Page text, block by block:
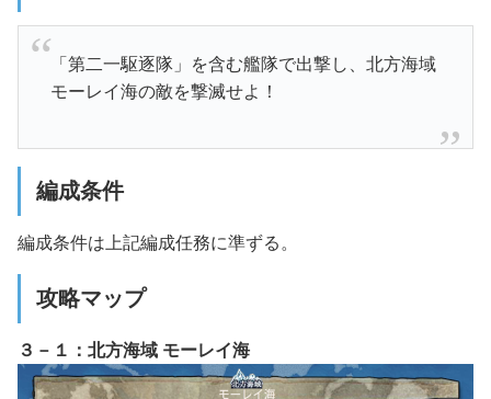
「第二一駆逐隊」を含む艦隊で出撃し、北方海域
モーレイ海の敵を撃滅せよ！
編成条件
編成条件は上記編成任務に準ずる。
攻略マップ
３－１：北方海域 モーレイ海